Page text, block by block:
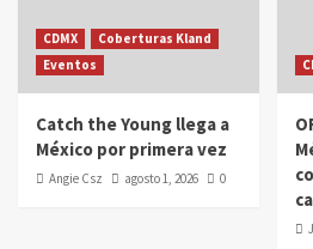
CDMX
Coberturas Kland
Eventos
Catch the Young llega a
México por primera vez
Angie Csz agosto 1, 2026 0